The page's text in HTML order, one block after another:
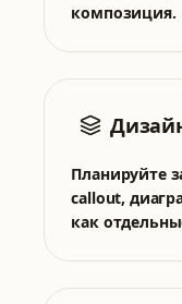
композиция.
Планируйте
callout,
как